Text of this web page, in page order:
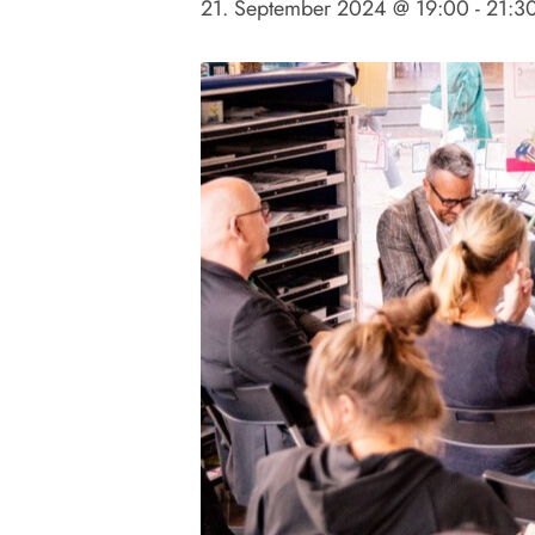
21. September 2024 @ 19:00 -